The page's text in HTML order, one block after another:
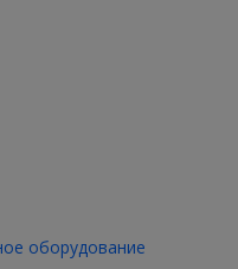
оборудование